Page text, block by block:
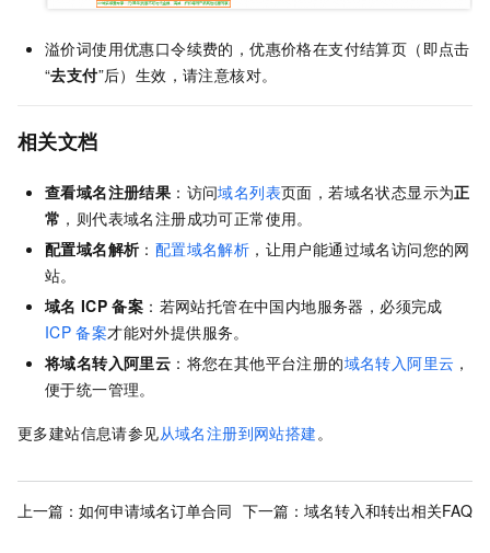
溢价词使用优惠口令续费的，优惠价格在支付结算页（即点击
“去支付”后）生效，请注意核对。
相关文档
查看域名注册结果 ：访问域名列表页面，若域名状态显示为正
常 ，则代表域名注册成功可正常使用。
配置域名解析： 配置域名解析 ，让用户能通过域名访问您的网
站。
域名 ICP 备案 ：若网站托管在中国内地服务器，必须完成
ICP 备案才能对外提供服务。
将域名转入阿里云 ：将您在其他平台注册的域名转入阿里云 ，
便于统一管理。
更多建站信息请参见从域名注册到网站搭建。
上一篇： 如何申请域名订单合同 下一篇： 域名转入和转出相关FAQ